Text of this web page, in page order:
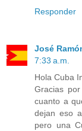
Responder
José
7:33 a.m.
Hola Cuba
Gracias
cuanto a
dejan eso
pero una